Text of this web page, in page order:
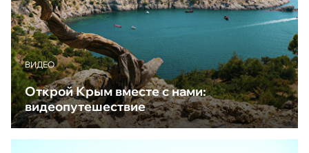
ВИДЕО
Открой Крым вместе с нами:
видеопутешествие